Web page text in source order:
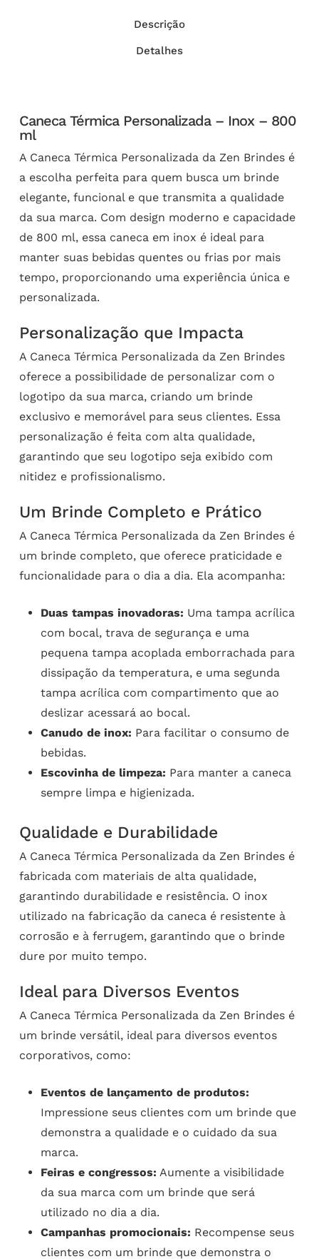
Descrição
Detalhes
Caneca Térmica Personalizada – Inox – 800
ml
A Caneca Térmica Personalizada da Zen Brindes é
a escolha perfeita para quem busca um brinde
elegante, funcional e que transmita a qualidade
da sua marca. Com design moderno e capacidade
de 800 ml, essa caneca em inox é ideal para
manter suas bebidas quentes ou frias por mais
tempo, proporcionando uma experiência única e
personalizada.
Personalização que Impacta
A Caneca Térmica Personalizada da Zen Brindes
oferece a possibilidade de personalizar com o
logotipo da sua marca, criando um brinde
exclusivo e memorável para seus clientes. Essa
personalização é feita com alta qualidade,
garantindo que seu logotipo seja exibido com
nitidez e profissionalismo.
Um Brinde Completo e Prático
A Caneca Térmica Personalizada da Zen Brindes é
um brinde completo, que oferece praticidade e
funcionalidade para o dia a dia. Ela acompanha:
Duas tampas inovadoras: Uma tampa acrílica
com bocal, trava de segurança e uma
pequena tampa acoplada emborrachada para
dissipação da temperatura, e uma segunda
tampa acrílica com compartimento que ao
deslizar acessará ao bocal.
Canudo de inox: Para facilitar o consumo de
bebidas.
Escovinha de limpeza: Para manter a caneca
sempre limpa e higienizada.
Qualidade e Durabilidade
A Caneca Térmica Personalizada da Zen Brindes é
fabricada com materiais de alta qualidade,
garantindo durabilidade e resistência. O inox
utilizado na fabricação da caneca é resistente à
corrosão e à ferrugem, garantindo que o brinde
dure por muito tempo.
Ideal para Diversos Eventos
A Caneca Térmica Personalizada da Zen Brindes é
um brinde versátil, ideal para diversos eventos
corporativos, como:
Eventos de lançamento de produtos:
Impressione seus clientes com um brinde que
demonstra a qualidade e o cuidado da sua
marca.
Feiras e congressos: Aumente a visibilidade
da sua marca com um brinde que será
utilizado no dia a dia.
Campanhas promocionais: Recompense seus
clientes com um brinde que demonstra o